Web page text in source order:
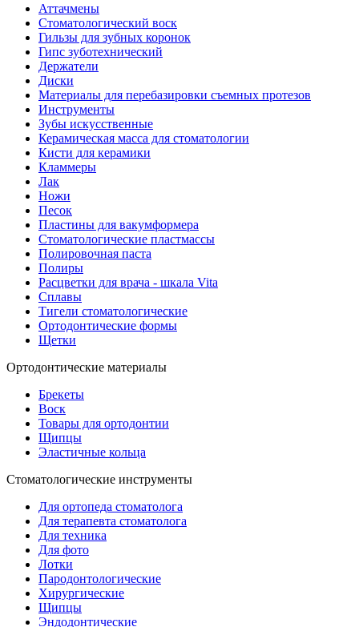
Аттачмены
Стоматологический воск
Гильзы для зубных коронок
Гипс зуботехнический
Держатели
Диски
Материалы для перебазировки съемных протезов
Инструменты
Зубы искусственные
Керамическая масса для стоматологии
Кисти для керамики
Кламмеры
Лак
Ножи
Песок
Пластины для вакумформера
Стоматологические пластмассы
Полировочная паста
Полиры
Расцветки для врача - шкала Vita
Сплавы
Тигели стоматологические
Ортодонтические формы
Щетки
Ортодонтические материалы
Брекеты
Воск
Товары для ортодонтии
Щипцы
Эластичные кольца
Стоматологические инструменты
Для ортопеда стоматолога
Для терапевта стоматолога
Для техника
Для фото
Лотки
Пародонтологические
Хирургические
Щипцы
Эндодонтические